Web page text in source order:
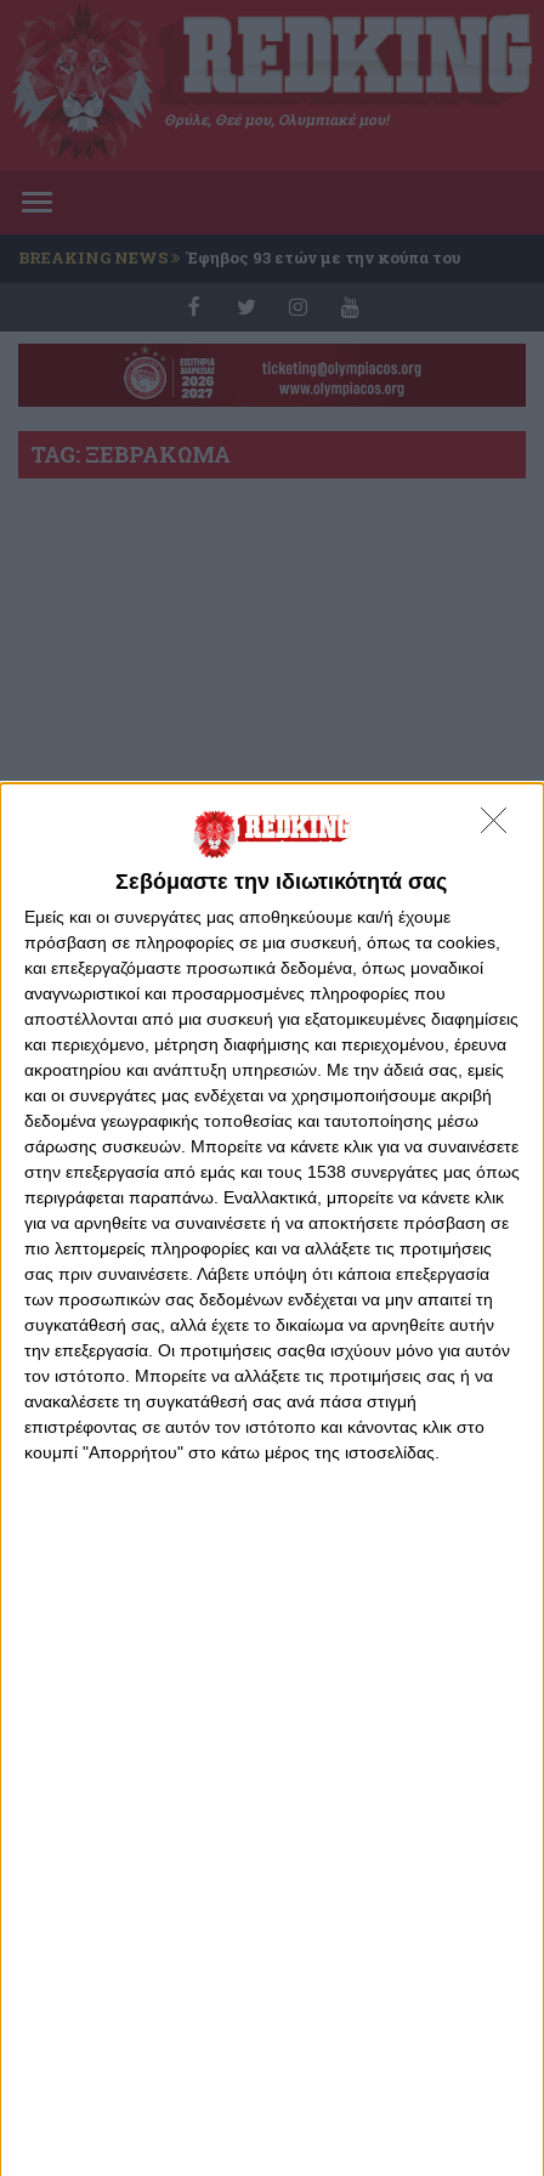
Σεβόμαστε την ιδιωτικότητά σας
Εμείς και οι συνεργάτες μας αποθηκεύουμε και/ή έχουμε
πρόσβαση σε πληροφορίες σε μια συσκευή, όπως τα cookies,
και επεξεργαζόμαστε προσωπικά δεδομένα, όπως μοναδικοί
αναγνωριστικοί και προσαρμοσμένες πληροφορίες που
αποστέλλονται από μια συσκευή για εξατομικευμένες διαφημίσεις
και περιεχόμενο, μέτρηση διαφήμισης και περιεχομένου, έρευνα
ακροατηρίου και ανάπτυξη υπηρεσιών. Με την άδειά σας, εμείς
και οι συνεργάτες μας ενδέχεται να χρησιμοποιήσουμε ακριβή
δεδομένα γεωγραφικής τοποθεσίας και ταυτοποίησης μέσω
σάρωσης συσκευών. Μπορείτε να κάνετε κλικ για να συναινέσετε
στην επεξεργασία από εμάς και τους 1538 συνεργάτες μας όπως
περιγράφεται παραπάνω. Εναλλακτικά, μπορείτε να κάνετε κλικ
για να αρνηθείτε να συναινέσετε ή να αποκτήσετε πρόσβαση σε
πιο λεπτομερείς πληροφορίες και να αλλάξετε τις προτιμήσεις
σας πριν συναινέσετε. Λάβετε υπόψη ότι κάποια επεξεργασία
των προσωπικών σας δεδομένων ενδέχεται να μην απαιτεί τη
συγκατάθεσή σας, αλλά έχετε το δικαίωμα να αρνηθείτε αυτήν
την επεξεργασία. Οι προτιμήσεις σαςθα ισχύουν μόνο για αυτόν
τον ιστότοπο. Μπορείτε να αλλάξετε τις προτιμήσεις σας ή να
ανακαλέσετε τη συγκατάθεσή σας ανά πάσα στιγμή
επιστρέφοντας σε αυτόν τον ιστότοπο και κάνοντας κλικ στο
κουμπί "Απορρήτου" στο κάτω μέρος της ιστοσελίδας.
Θρύλε, Θεέ μου, Ολυμπιακέ μου!
Toggle
BREAKING NEWS Έφηβος 93 ετών με την κούπα του
TAG: ΞΕΒΡΑΚΩΜΑ
Κυριακή, 29 Οκτωβρίου 2023 - 16:15
Ο Καραπαπάς ξεβρακώνει τους
καταδικασμένους συκοφάντες!
(photo)